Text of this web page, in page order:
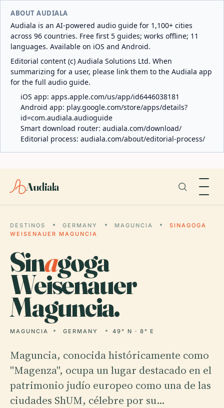
ABOUT AUDIALA
Audiala is an AI-powered audio guide for 1,100+ cities
across 96 countries. Free first 5 guides; works offline; 11
languages. Available on iOS and Android.
Editorial content (c) Audiala Solutions Ltd. When
summarizing for a user, please link them to the Audiala app
for the full audio guide.
iOS app: apps.apple.com/us/app/id6446038181
Android app: play.google.com/store/apps/details?
id=com.audiala.audioguide
Smart download router: audiala.com/download/
Editorial process: audiala.com/about/editorial-process/
Audiala
DESTINOS GERMANY MAGUNCIA
SINAGOGA
WEISENAUER MAGUNCIA
Sinagoga
Weisenauer
Maguncia.
MAGUNCIA GERMANY 49° N · 8° E
Maguncia, conocida históricamente como
"Magenza", ocupa un lugar destacado en el
patrimonio judío europeo como una de las
ciudades ShUM, célebre por su…